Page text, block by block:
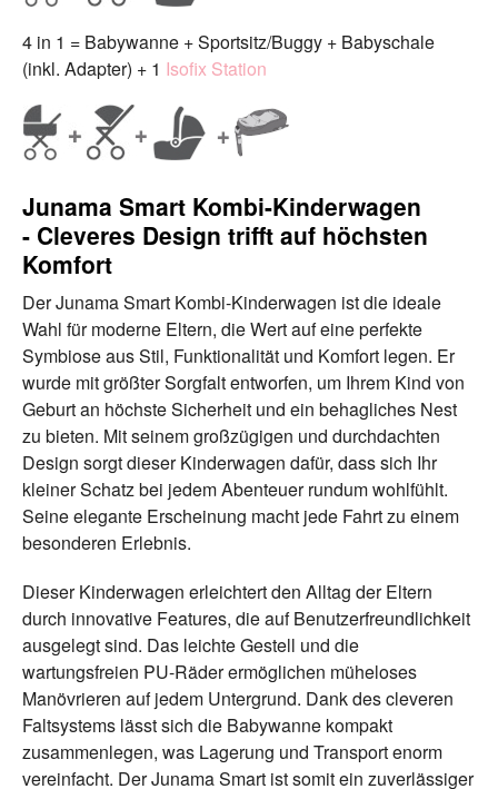
4 in 1 = Babywanne + Sportsitz/Buggy + Babyschale
(inkl. Adapter) + 1 Isofix Station
Junama Smart Kombi-Kinderwagen
- Cleveres Design trifft auf höchsten
Komfort
Der Junama Smart Kombi-Kinderwagen ist die ideale
Wahl für moderne Eltern, die Wert auf eine perfekte
Symbiose aus Stil, Funktionalität und Komfort legen. Er
wurde mit größter Sorgfalt entworfen, um Ihrem Kind von
Geburt an höchste Sicherheit und ein behagliches Nest
zu bieten. Mit seinem großzügigen und durchdachten
Design sorgt dieser Kinderwagen dafür, dass sich Ihr
kleiner Schatz bei jedem Abenteuer rundum wohlfühlt.
Seine elegante Erscheinung macht jede Fahrt zu einem
besonderen Erlebnis.
Dieser Kinderwagen erleichtert den Alltag der Eltern
durch innovative Features, die auf Benutzerfreundlichkeit
ausgelegt sind. Das leichte Gestell und die
wartungsfreien PU-Räder ermöglichen müheloses
Manövrieren auf jedem Untergrund. Dank des cleveren
Faltsystems lässt sich die Babywanne kompakt
zusammenlegen, was Lagerung und Transport enorm
vereinfacht. Der Junama Smart ist somit ein zuverlässiger